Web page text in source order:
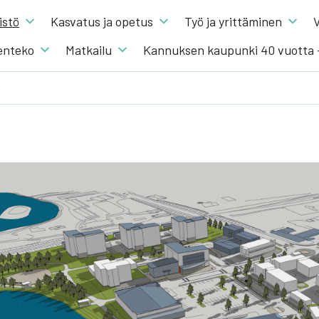
Kas­va­tus ja ope­tus Työ ja yrit­tä­mi­nen
Mat­kai­lu Kannuksen kaupunki 40 vuotta